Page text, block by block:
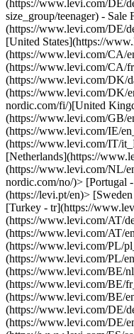
(https://www.levi.com/DE/
size_group/teenager) - Sale
(https://www.levi.com/DE/
[United States](https://
(https://www.levi.com/CA/
(https://www.levi.com/CA/
(https://www.levi.com/DK/
(https://www.levi.com/DK/
nordic.com/fi/)[United
(https://www.levi.com/GB/
(https://www.levi.com/IE/
(https://www.levi.com/IT/
[Netherlands](https://
(https://www.levi.com/NL/
nordic.com/no/)> [Portugal
(https://levi.pt/en)>
[Turkey - tr](https://
(https://www.levi.com/AT/
(https://www.levi.com/AT/
(https://www.levi.com/PL/
(https://www.levi.com/PL/
(https://www.levi.com/BE/
(https://www.levi.com/BE/
(https://www.levi.com/BE/
(https://www.levi.com/DE/
(https://www.levi.com/DE/